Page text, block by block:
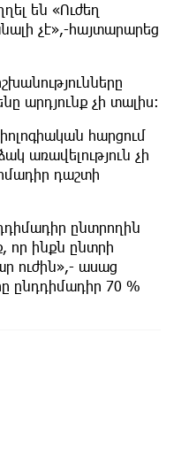
են «Ուժեղ
չէ»,-հայտարարեց
արդյունք չի տալիս։
հարցում
առավելություն չի
դաշտի
ընտրողին
որ ինքն ընտրի
ուժին»,- ասաց
ընդդիմադիր 70 %